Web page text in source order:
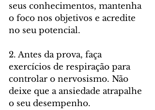
seus conhecimentos, mantenha
o foco nos objetivos e acredite
no seu potencial.
2. Antes da prova, faça
exercícios de respiração para
controlar o nervosismo. Não
deixe que a ansiedade atrapalhe
o seu desempenho.